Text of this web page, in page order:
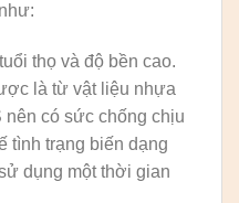
thọ và độ bền cao.
là từ vật liệu nhựa
có sức chống chịu
tình trạng biến dạng
dụng một thời gian